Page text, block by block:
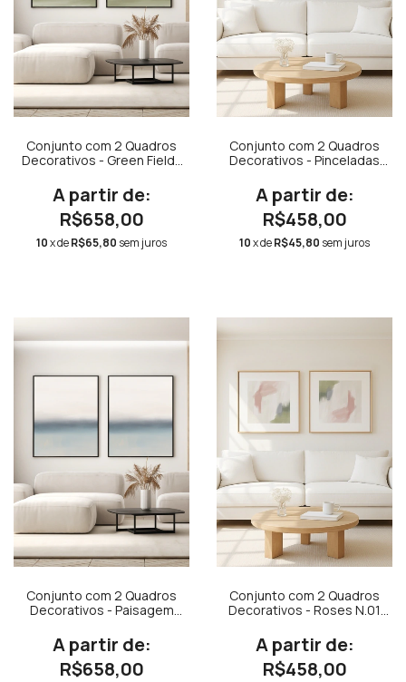
Conjunto com 2 Quadros
Decorativos - Green Fields
Díptico N.02
R$658,00
10x deR$65,80 sem juros
Conjunto com 2 Quadros
Decorativos - Pinceladas
Degradê Azul e Verde Claro
Quadrado
R$458,00
10x deR$45,80 sem juros
Conjunto com 2 Quadros
Decorativos - Paisagem
R$658,00
Conjunto com 2 Quadros
Decorativos - Roses N.01
Quadrado
R$458,00